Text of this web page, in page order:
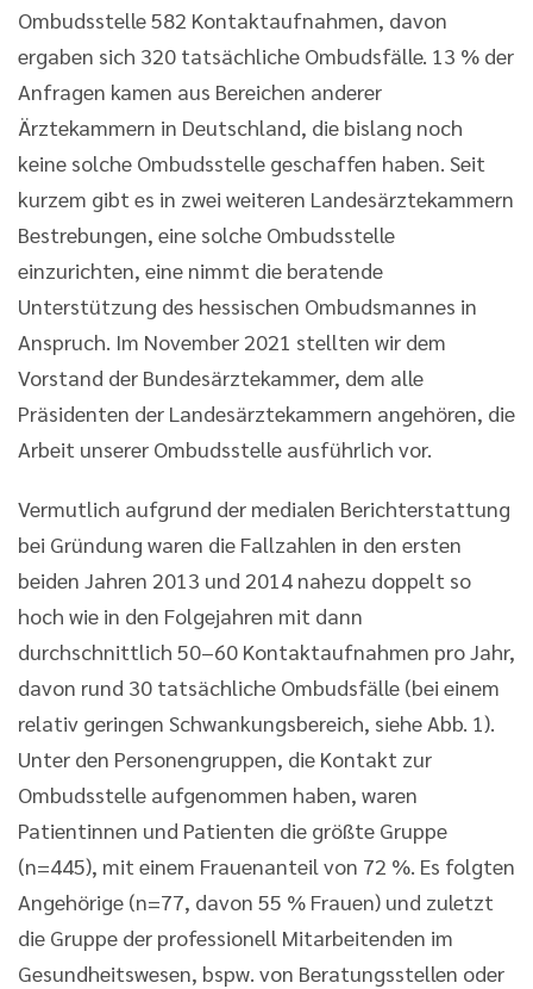
Ombudsstelle 582 Kontaktaufnahmen, davon
ergaben sich 320 tatsächliche Ombudsfälle. 13 % der
Anfragen kamen aus Bereichen anderer
Ärztekammern in Deutschland, die bislang noch
keine solche Ombudsstelle geschaffen haben. Seit
kurzem gibt es in zwei weiteren Landesärztekammern
Bestrebungen, eine solche Ombudsstelle
einzurichten, eine nimmt die beratende
Unterstützung des hessischen Ombudsmannes in
Anspruch. Im November 2021 stellten wir dem
Vorstand der Bundesärztekammer, dem alle
Präsidenten der Landesärztekammern angehören, die
Arbeit unserer Ombudsstelle ausführlich vor.
Vermutlich aufgrund der medialen Berichterstattung
bei Gründung waren die Fallzahlen in den ersten
beiden Jahren 2013 und 2014 nahezu doppelt so
hoch wie in den Folgejahren mit dann
durchschnittlich 50–60 Kontaktaufnahmen pro Jahr,
davon rund 30 tatsächliche Ombudsfälle (bei einem
relativ geringen Schwankungsbereich, siehe Abb. 1).
Unter den Personengruppen, die Kontakt zur
Ombudsstelle aufgenommen haben, waren
Patientinnen und Patienten die größte Gruppe
(n=445), mit einem Frauenanteil von 72 %. Es folgten
Angehörige (n=77, davon 55 % Frauen) und zuletzt
die Gruppe der professionell Mitarbeitenden im
Gesundheitswesen, bspw. von Beratungsstellen oder